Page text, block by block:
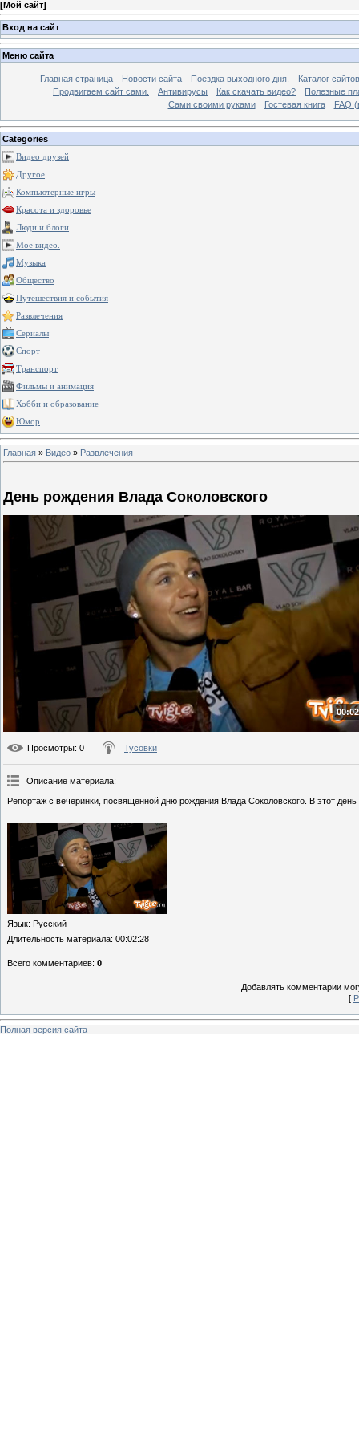
[Мой сайт]
Вход на сайт
Меню сайта
Главная страница Новости сайта Поездка выходного дня.
Каталог сайтов
Продвигаем сайт сами.
Антивирусы Как скачать видео?
Полезные
Сами своими руками
Гостевая книга FAQ
Categories
Видео друзей
Другое
Компьютерные игры
Красота и здоровье
Люди и блоги
Мое видео.
Музыка
Общество
Путешествия и события
Развлечения
Сериалы
Спорт
Транспорт
Фильмы и анимация
Хобби и образование
Юмор
Главная » Видео » Развлечения
День рождения Влада Соколовского
Просмотры: 0 Тусовки
Описание материала:
Репортаж с вечеринки, посвященной дню рождения Влада Соколовского. В этот
Язык: Русский
Длительность материала: 00:02:28
Всего комментариев: 0
Добавлять комментарии
[
Полная версия сайта